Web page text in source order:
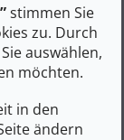
stimmen Sie
zu. Durch
auswählen,
möchten.
in den
ändern